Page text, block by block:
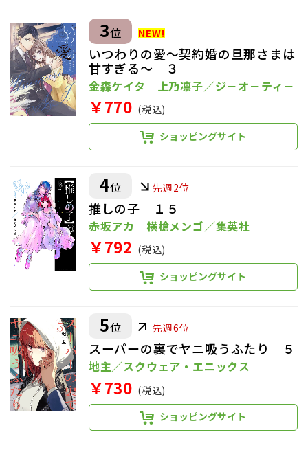
3位
いつわりの愛～契約婚の旦那さまは
甘すぎる～ ３
金森ケイタ 上乃凛子／ジ－オ－ティ－
￥770 (税込)
ショッピングサイト
4位 先週2位
推しの子 １５
赤坂アカ 横槍メンゴ／集英社
￥792 (税込)
ショッピングサイト
5位 先週6位
スーパーの裏でヤニ吸うふたり ５
地主／スクウェア・エニックス
￥730 (税込)
ショッピングサイト